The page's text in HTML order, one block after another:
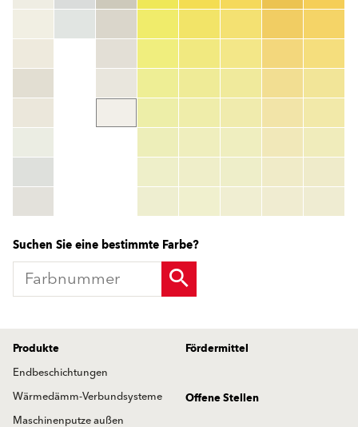
color_name
HEX:hex_code
TSR:tsr_code
Mehr Info
Suchen Sie eine bestimmte Farbe?
Produkte
Endbeschichtungen
Wärmedämm-Verbundsysteme
Maschinenputze außen
Fördermittel
Offene Stellen